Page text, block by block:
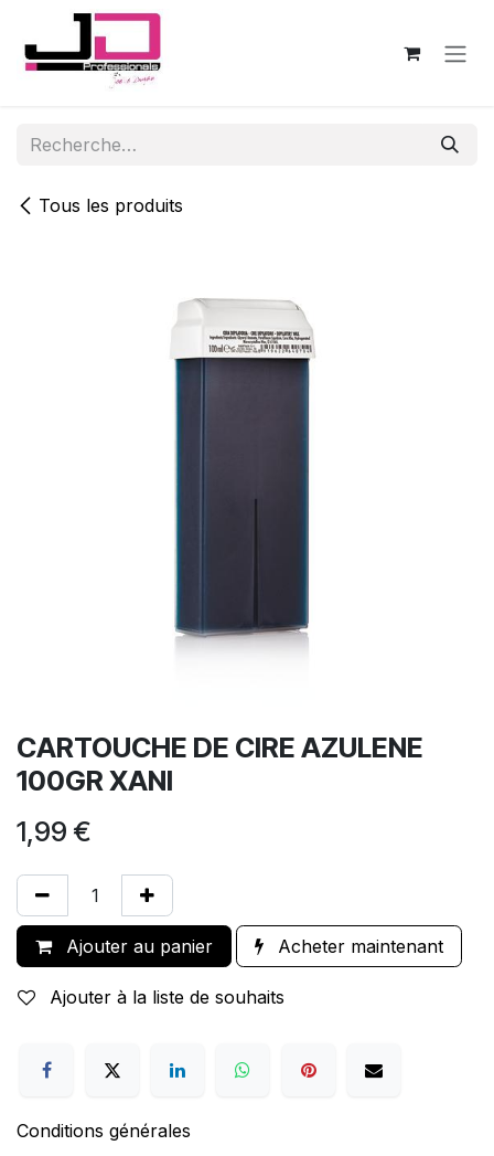
Se rendre au contenu
Tous les produits
CARTOUCHE DE CIRE AZULENE
100GR XANI
1,99 €
Ajouter au panier Acheter maintenant
Ajouter à la liste de souhaits
Conditions générales